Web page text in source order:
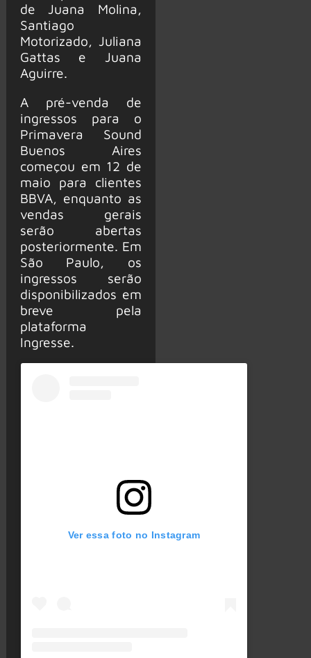
de Juana Molina,
Santiago
Motorizado, Juliana
Gattas e Juana
Aguirre.
A pré-venda de
ingressos para o
Primavera Sound
Buenos Aires
começou em 12 de
maio para clientes
BBVA, enquanto as
vendas gerais
serão abertas
posteriormente. Em
São Paulo, os
ingressos serão
disponibilizados em
breve pela
plataforma
Ingresse.
Ver essa foto no Instagram